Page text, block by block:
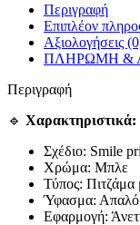
Περιγραφή
Επιπλέον
Αξιολογήσεις
ΠΛΗΡΩΜΗ &
Περιγραφή
🔹 Χαρακτηριστικά:
Σχέδιο: Smile
Χρώμα: Μπλε
Τύπος: Πιτζάμα
Ύφασμα: Απαλό
Εφαρμογή: